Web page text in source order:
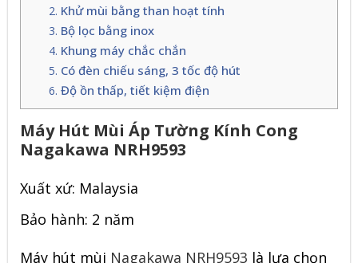
Khử mùi bằng than hoạt tính
Bộ lọc bằng inox
Khung máy chắc chắn
Có đèn chiếu sáng, 3 tốc độ hút
Độ ồn thấp, tiết kiệm điện
Máy Hút Mùi Áp Tường Kính Cong
Nagakawa NRH9593
Xuất xứ: Malaysia
Bảo hành: 2 năm
Máy hút mùi Nagakawa NRH9593 là lựa chọn